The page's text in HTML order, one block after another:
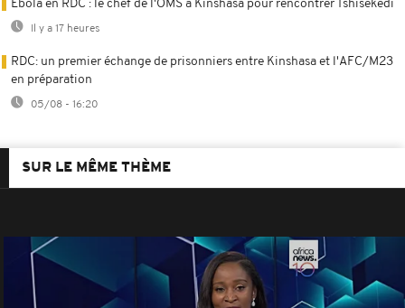
Ebola en RDC : le chef de l'OMS à Kinshasa pour rencontrer Tshisekedi
Il y a 17 heures
RDC: un premier échange de prisonniers entre Kinshasa et l'AFC/M23
en préparation
05/08 - 16:20
SUR LE MÊME THÈME